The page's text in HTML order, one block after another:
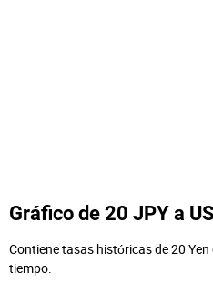
Gráfico de 20 JPY a
Contiene tasas históricas de 20
tiempo.